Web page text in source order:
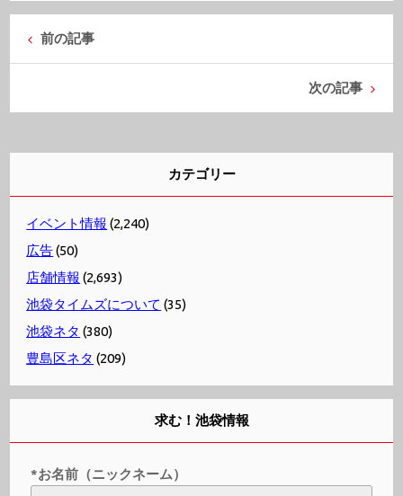
前の記事
次の記事
カテゴリー
イベント情報 (2,240)
広告(50)
店舗情報 (2,693)
池袋タイムズについて (35)
池袋ネタ (380)
豊島区ネタ (209)
求む！池袋情報
*お名前（ニックネーム）